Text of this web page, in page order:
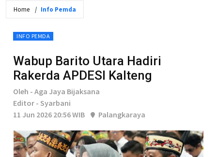
Home Info Pemda
INFO PEMDA
Wabup Barito Utara Hadiri
Rakerda APDESI Kalteng
Oleh - Aga Jaya Bijaksana
Editor - Syarbani
11 Jun 2026 20:56 WIB
Palangkaraya